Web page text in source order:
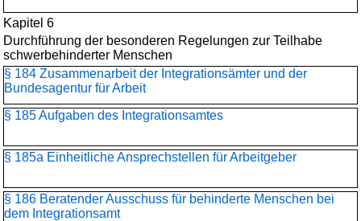
Kapitel 6
Durchführung der besonderen Regelungen zur Teilhabe
schwerbehinderter Menschen
§ 184 Zusammenarbeit der Integrationsämter und der
Bundesagentur für Arbeit
§ 185 Aufgaben des Integrationsamtes
§ 185a Einheitliche Ansprechstellen für Arbeitgeber
§ 186 Beratender Ausschuss für behinderte Menschen bei
dem Integrationsamt